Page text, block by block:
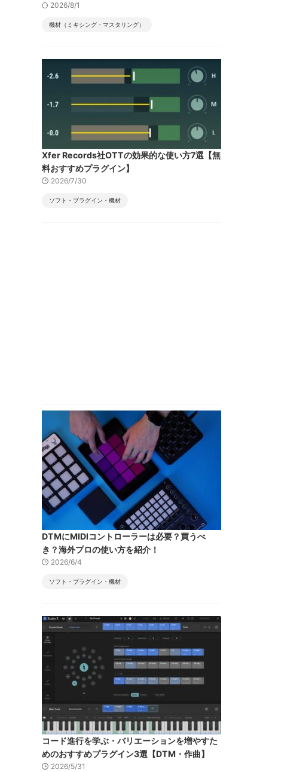
2026/8/1
機材（ミキシング・マスタリング）
Xfer Records社OTTの効果的な使い方7選【無
料おすすめプラグイン】
2026/7/30
ソフト・プラグイン・機材
DTMにMIDIコントローラーは必要？買うべ
き？海外プロの使い方を紹介！
2026/6/4
ソフト・プラグイン・機材
コード進行を学ぶ・バリエーションを増やすた
めのおすすめプラグイン3選【DTM・作曲】
2026/5/31